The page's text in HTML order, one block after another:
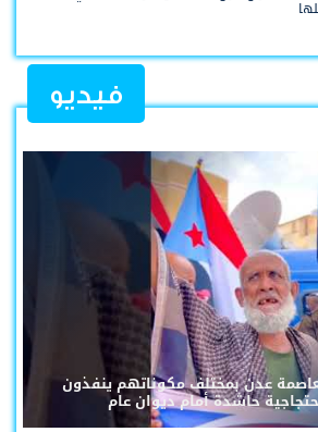
فيديو
عدن بمختلف مكوناتهم ينفذون
حاشدة أمام ديوان عام